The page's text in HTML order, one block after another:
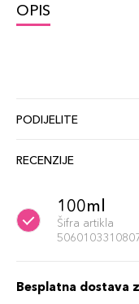
OPIS
PODIJELITE
RECENZIJE
100ml
Šifra artikla
Besplatna dostava